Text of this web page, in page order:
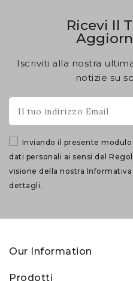
Ricevi Il
Iscriviti alla nostra
notizie su
Inviando il presente
dati personali ai sensi del
visione della nostra Informativa
dettagli.
Our Information
Prodotti